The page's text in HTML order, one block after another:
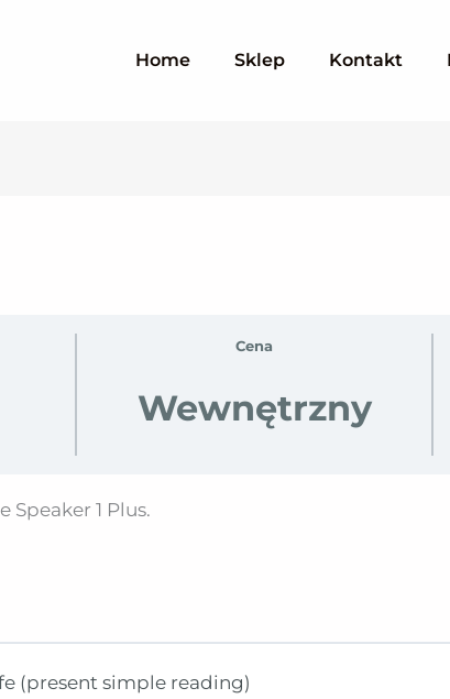
Home Sklep Kontakt
Cena
Wewnętrzny
1 Plus.
(present simple reading)